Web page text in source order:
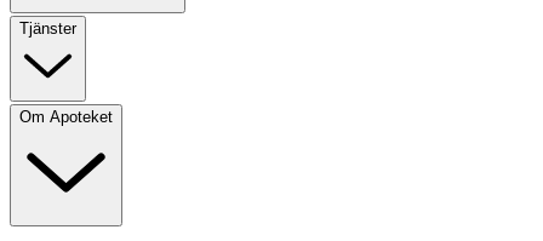
Tjänster
Om Apoteket